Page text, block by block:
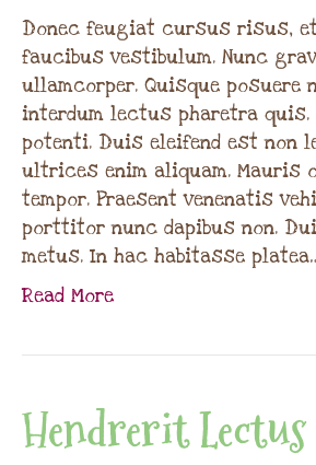
Donec feugiat cursus risus,
faucibus vestibulum. Nunc
ullamcorper. Quisque posuere
interdum lectus pharetra quis.
potenti. Duis eleifend est non
ultrices enim aliquam. Mauris
tempor. Praesent venenatis
porttitor nunc dapibus non.
metus. In hac habitasse
Read More
Hendrerit Lectus